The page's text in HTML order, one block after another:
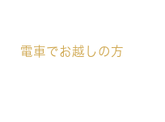
電車でお越しの方